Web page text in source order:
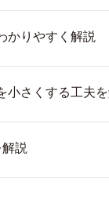
かりやすく解説
小さくする工夫
説